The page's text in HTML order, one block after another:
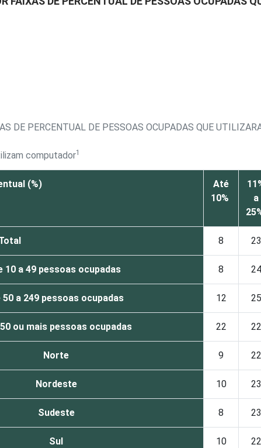
DE PERCENTUAL DE PESSOAS OCUPADAS QUE
computador1
(%)
Até
10%
a
8 23
10 a 49 pessoas ocupadas 8 24
50 a 249 pessoas ocupadas 12 25
ou mais pessoas ocupadas 22 22
Norte 9 22
Nordeste 10 23
Sudeste 8 23
Sul 10 22